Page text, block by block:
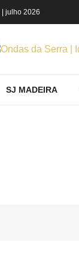
| julho 2026
SJ MADEIRA